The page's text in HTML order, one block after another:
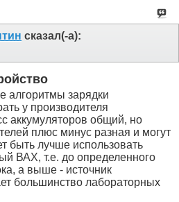
сказал(-а):
алгоритмы зарядки
у производителя
аккумуляторов общий, но
плюс минус разная и могут
быть лучше использовать
ВАХ, т.е. до определенного
а выше - источник
большинство лабораторных